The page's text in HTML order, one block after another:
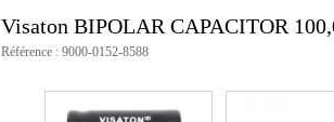
Visaton BIPOLAR CAPACITOR
Référence : 9000-0152-8588